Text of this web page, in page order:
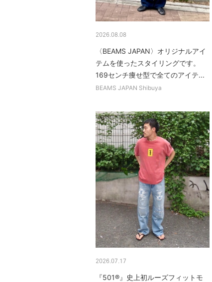
2026.08.08
〈BEAMS JAPAN〉オリジナルアイ
テムを使ったスタイリングです。
169センチ痩せ型で全てのアイテ...
BEAMS JAPAN Shibuya
2026.07.17
『501®︎』史上初ルーズフィットモ